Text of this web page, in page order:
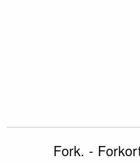
Fork. -